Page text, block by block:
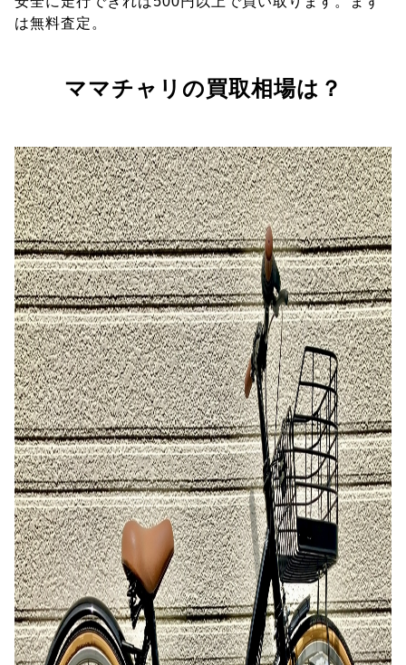
は無料査定。
ママチャリの買取相場は？